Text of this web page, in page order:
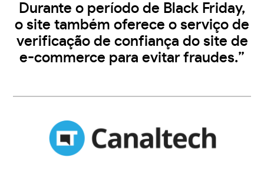
Durante o período de Black Friday,
o site também oferece o serviço de
verificação de confiança do site de
e-commerce para evitar fraudes.”